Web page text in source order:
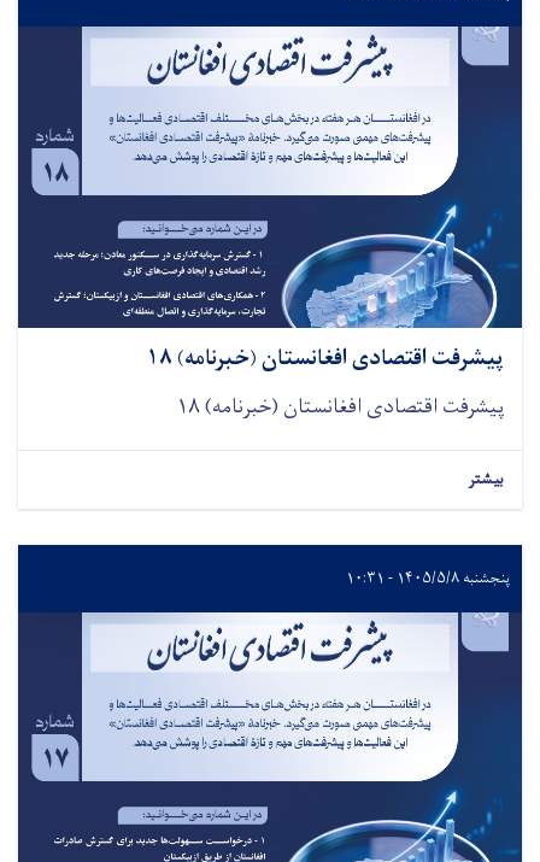
پیشرفت اقتصادی افغانستان (خبرنامه) ۱۸
پیشرفت اقتصادی افغانستان (خبرنامه) ۱۸
بیشتر
پنجشنبه ۱۴۰۵/۵/۸ - ۱۰:۳۱